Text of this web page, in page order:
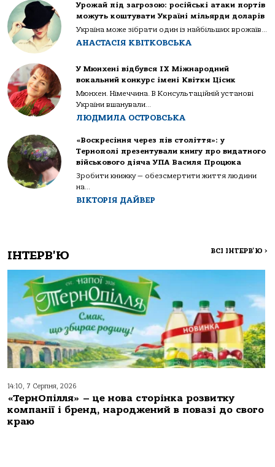
Урожай під загрозою: російські атаки портів
можуть коштувати Україні мільярди доларів
Україна може зібрати один із найбільших врожаїв...
АНАСТАСІЯ КВІТКОВСЬКА
У Мюнхені відбувся IX Міжнародний
вокальний конкурс імені Квітки Цісик
Мюнхен. Німеччина. В Консультаційній установі
України вшанували...
ЛЮДМИЛА ОСТРОВСЬКА
«Воскресіння через пів століття»: у
Тернополі презентували книгу про видатного
військового діяча УПА Василя Процюка
Зробити книжку — обезсмертити життя людини
на...
ВІКТОРІЯ ДАЙВЕР
ІНТЕРВ'Ю ВСІ ІНТЕРВ'Ю >
14:10, 7 Серпня, 2026
«ТернОпілля» – це нова сторінка розвитку
компанії і бренд, народжений в повазі до свого
краю